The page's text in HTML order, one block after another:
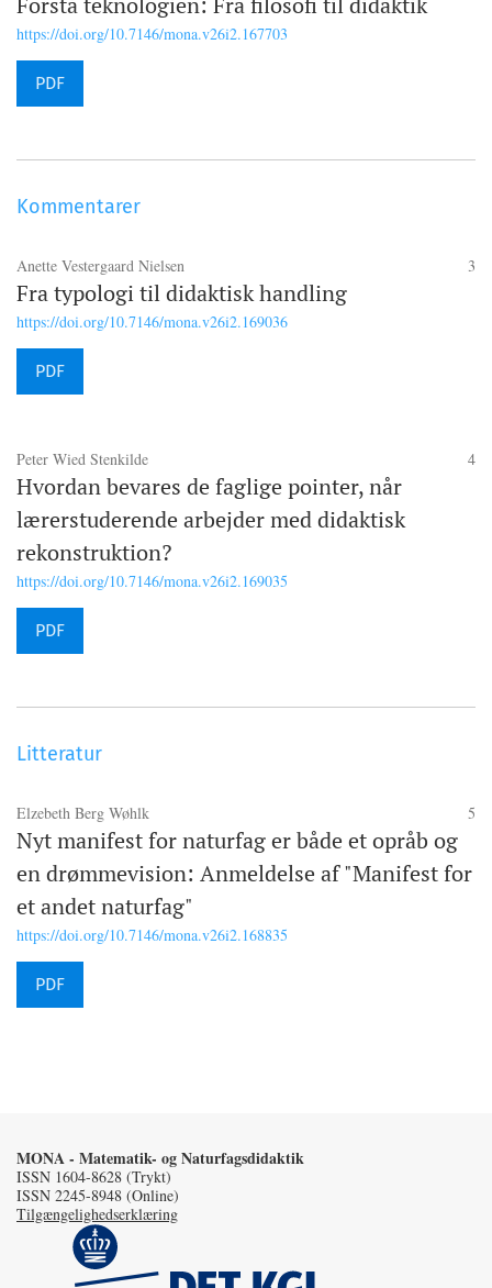
https://doi.org/10.7146/mona.v26i2.167703
PDF
Kommentarer
Anette Vestergaard Nielsen 3
Fra typologi til didaktisk handling
https://doi.org/10.7146/mona.v26i2.169036
PDF
Peter Wied Stenkilde 4
Hvordan bevares de faglige pointer, når
lærerstuderende arbejder med didaktisk
rekonstruktion?
https://doi.org/10.7146/mona.v26i2.169035
PDF
Litteratur
Elzebeth Berg Wøhlk 5
Nyt manifest for naturfag er både et opråb og
en drømmevision: Anmeldelse af "Manifest for
et andet naturfag"
https://doi.org/10.7146/mona.v26i2.168835
PDF
MONA - Matematik- og Naturfagsdidaktik
ISSN 1604-8628 (Trykt)
ISSN 2245-8948 (Online)
Tilgængelighedserklæring